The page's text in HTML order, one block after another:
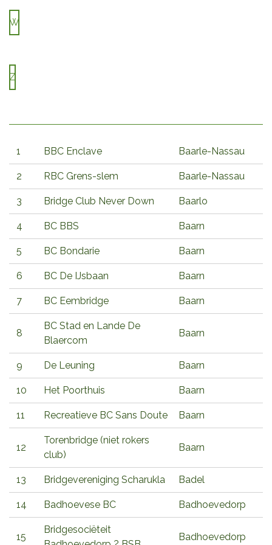
W
Z
1 BBC Enclave Baarle-Nassau
2 RBC Grens-slem Baarle-Nassau
3 Bridge Club Never Down Baarlo
4 BC BBS Baarn
5 BC Bondarie Baarn
6 BC De IJsbaan Baarn
7 BC Eembridge Baarn
8
BC Stad en Lande De
Blaercom
Baarn
9 De Leuning Baarn
10 Het Poorthuis Baarn
11 Recreatieve BC Sans Doute Baarn
12
Torenbridge (niet rokers
club)
Baarn
13 Bridgevereniging Scharukla Badel
14 Badhoevese BC Badhoevedorp
15
Bridgesociëteit
Badhoevedorp